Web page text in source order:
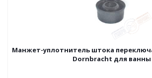
Манжет-уплотнитель штока
Dornbracht для ванны